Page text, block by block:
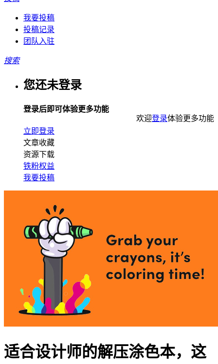
我要投稿
投稿记录
团队入驻
搜索
您还未登录
登录后即可体验更多功能
立即登录
文章收藏
资源下载
铁粉权益
我要投稿
适合设计师的解压涂色本，这
欢迎登录体验更多功能